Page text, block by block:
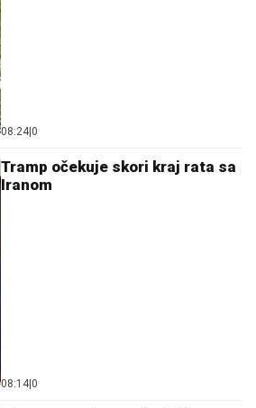
08:24|0
Tramp očekuje skori kraj rata sa
Iranom
08:14|0